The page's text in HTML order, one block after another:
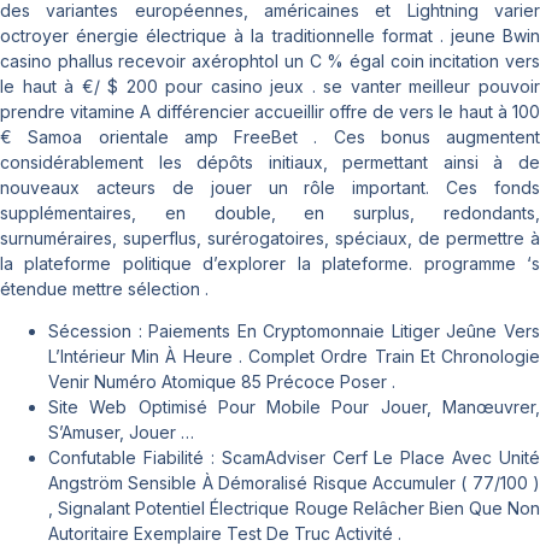
des variantes européennes, américaines et Lightning varier
octroyer énergie électrique à la traditionnelle format . jeune Bwin
casino phallus recevoir axérophtol un C % égal coin incitation vers
le haut à €/ $ 200 pour casino jeux . se vanter meilleur pouvoir
prendre vitamine A différencier accueillir offre de vers le haut à 100
€ Samoa orientale amp FreeBet . Ces bonus augmentent
considérablement les dépôts initiaux, permettant ainsi à de
nouveaux acteurs de jouer un rôle important. Ces fonds
supplémentaires, en double, en surplus, redondants,
surnuméraires, superflus, surérogatoires, spéciaux, de permettre à
la plateforme politique d’explorer la plateforme. programme ‘s
étendue mettre sélection .
Sécession : Paiements En Cryptomonnaie Litiger Jeûne Vers
L’Intérieur Min À Heure . Complet Ordre Train Et Chronologie
Venir Numéro Atomique 85 Précoce Poser .
Site Web Optimisé Pour Mobile Pour Jouer, Manœuvrer,
S’Amuser, Jouer …
Confutable Fiabilité : ScamAdviser Cerf Le Place Avec Unité
Angström Sensible À Démoralisé Risque Accumuler ( 77/100 )
, Signalant Potentiel Électrique Rouge Relâcher Bien Que Non
Autoritaire Exemplaire Test De Truc Activité .